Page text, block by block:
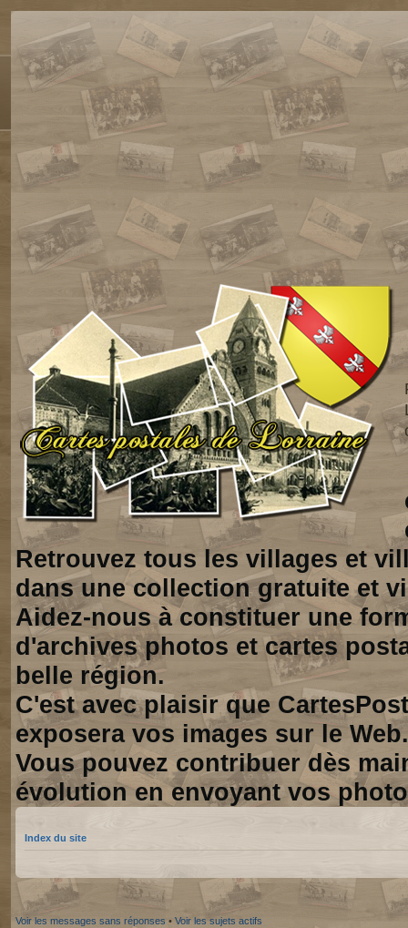
Retrouvez tous les villages et
dans une collection gratuite et
Aidez-nous à constituer une
d'archives photos et cartes
belle région.
C'est avec plaisir que
exposera vos images sur le Web.
Vous pouvez contribuer dès
évolution en envoyant vos
Index du site
Voir les messages sans réponses • Voir les sujets actifs